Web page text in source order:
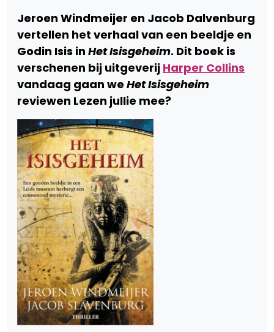
Jeroen Windmeijer en Jacob Dalvenburg
vertellen het verhaal van een beeldje en
Godin Isis in Het Isisgeheim. Dit boek is
verschenen bij uitgeverij Harper Collins
vandaag gaan we Het Isisgeheim
reviewen Lezen jullie mee?